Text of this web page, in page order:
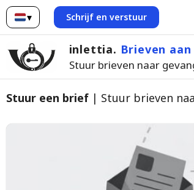
▾
Nederlands
Schrijf en verstuur
inlettia. Brieven
Stuur brieven naar
Stuur een brief | Stuur brieven